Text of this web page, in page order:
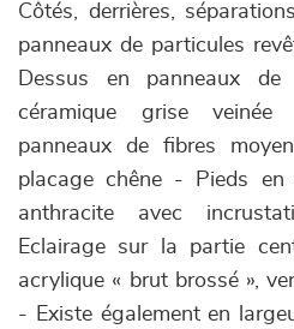
Côtés, derrières,
panneaux de particules
Dessus en panneaux
céramique grise
panneaux de fibres
placage chêne - Pieds
anthracite avec
Eclairage sur la partie
acrylique « brut brossé »,
- Existe également en